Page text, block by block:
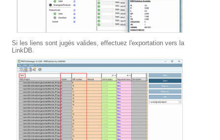
Si les liens sont jugés valides, effectuez l'exportation vers la
LinkDB.